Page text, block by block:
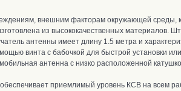
внешним факторам окружающей среды,
зготовлена из высококачественных материалов.
антенны имеет длину 1.5 метра и
винта с бабочкой для быстрой установки
антенна с низко расположенной
приемлимый уровень КСВ на всем